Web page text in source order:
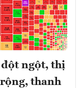
đột ngột, thị
thanh